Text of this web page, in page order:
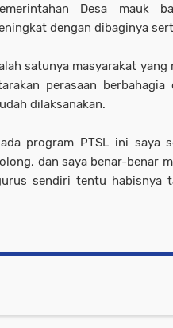
Desa mauk
dengan dibaginya
satunya masyarakat
perasaan
dilaksanakan.
program PTSL ini saya
dan saya benar-benar
sendiri tentu habisnya